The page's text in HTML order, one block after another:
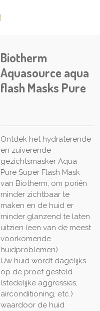
Biotherm
Aquasource aqua
flash Masks Pure
Ontdek het hydraterende
en zuiverende
gezichtsmasker Aqua
Pure Super Flash Mask
van Biotherm, om poriën
minder zichtbaar te
maken en de huid er
minder glanzend te laten
uitzien (een van de meest
voorkomende
huidproblemen).
Uw huid wordt dagelijks
op de proef gesteld
(stedelijke aggressies,
airconditioning, etc.)
waardoor de huid